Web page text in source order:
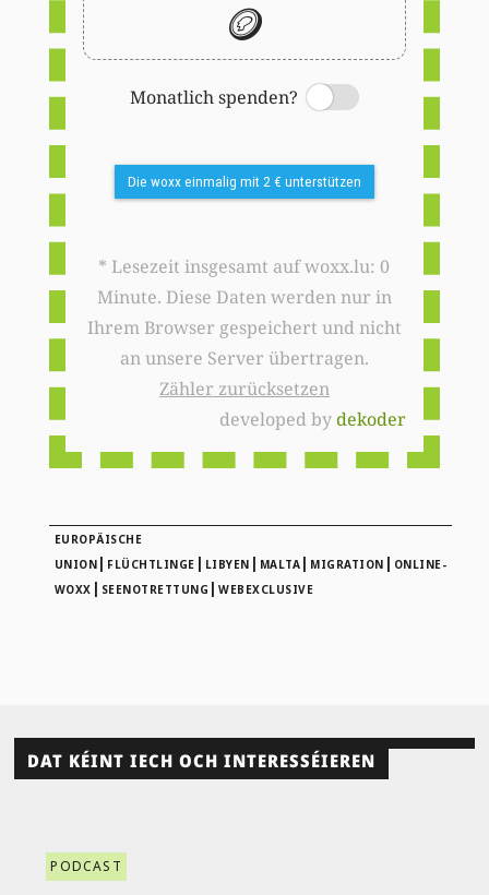
🪙
Monatlich spenden?
Switch
Die woxx einmalig mit 2 € unterstützen
* Lesezeit insgesamt auf woxx.lu: 0
Minute. Diese Daten werden nur in
Ihrem Browser gespeichert und nicht
an unsere Server übertragen.
Zähler zurücksetzen
developed bydekoder
EUROPÄISCHE
UNION | FLÜCHTLINGE | LIBYEN | MALTA | MIGRATION | ONLINE-
WOXX | SEENOTRETTUNG |WEBEXCLUSIVE
DAT KÉINT IECH OCH INTERESSÉIEREN
PODCAST